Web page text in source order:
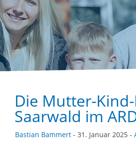
Die Mutter-
Saarwald im
Bastian Bammert - 31. Januar 2025 -